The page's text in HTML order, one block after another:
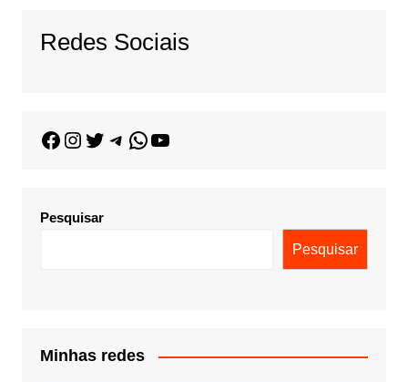
Redes Sociais
Pesquisar
Pesquisar
Minhas redes